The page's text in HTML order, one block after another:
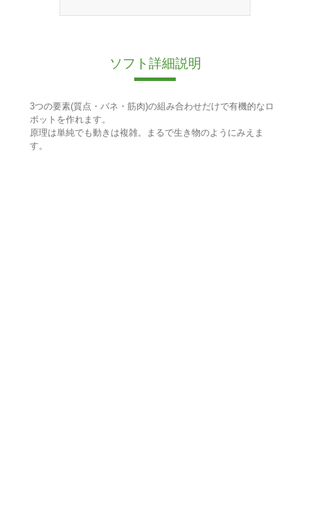
ソフト詳細説明
3つの要素(質点・バネ・筋肉)の組み合わせだけで有機的なロ
ボットを作れます。
原理は単純でも動きは複雑。まるで生き物のようにみえま
す。